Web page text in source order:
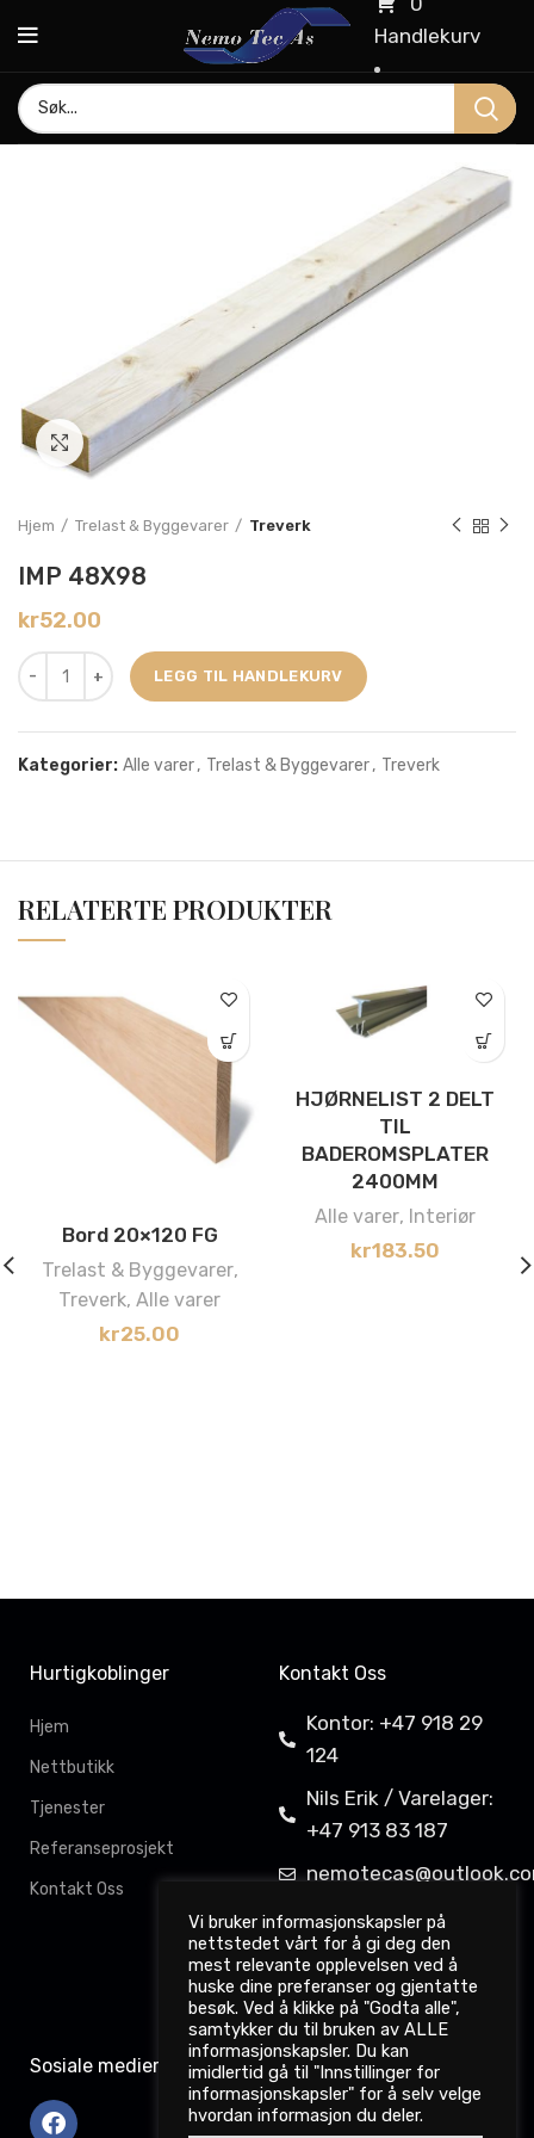
Handlekurv
Click to enlarge
Hjem Trelast & Byggevarer Treverk
IMP 48X98
kr52.00
LEGG TIL HANDLEKURV
Kategorier: Alle varer, Trelast & Byggevarer, Treverk
RELATERTE PRODUKTER
Bord 20×120 FG
Trelast & Byggevarer,
Treverk, Alle varer
kr25.00
HJØRNELIST 2 DELT
TIL
BADEROMSPLATER
2400MM
Alle varer, Interiør
kr183.50
Hurtigkoblinger
Hjem
Nettbutikk
Tjenester
Referanseprosjekt
Kontakt Oss
Kontakt Oss
Kontor: +47 918 29
124
Nils Erik / Varelager:
+47 913 83 187
Davit Gahkkorluodda
11,
9522 Kautokeino
Sosiale medier
Vi bruker informasjonskapsler på
nettstedet vårt for å gi deg den
mest relevante opplevelsen ved å
huske dine preferanser og gjentatte
besøk. Ved å klikke på "Godta alle",
samtykker du til bruken av ALLE
informasjonskapsler. Du kan
imidlertid gå til "Innstillinger for
informasjonskapsler" for å selv velge
hvordan informasjon du deler.